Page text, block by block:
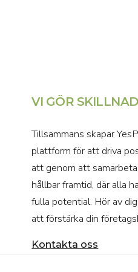
VI GÖR
Tillsammans skapar
plattform för att driva
att genom att
hållbar framtid, där alla
fulla potential. Hör av
att förstärka din
Kontakta oss